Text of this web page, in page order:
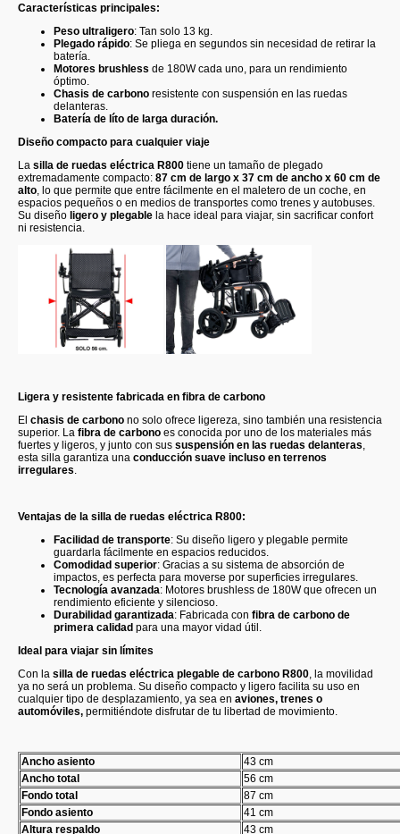
Características principales:
Peso ultraligero: Tan solo 13 kg.
Plegado rápido: Se pliega en segundos sin necesidad de retirar la
batería.
Motores brushless de 180W cada uno, para un rendimiento
óptimo.
Chasis de carbono resistente con suspensión en las ruedas
delanteras.
Batería de líto de larga duración.
Diseño compacto para cualquier viaje
La silla de ruedas eléctrica R800 tiene un tamaño de plegado
extremadamente compacto: 87 cm de largo x 37 cm de ancho x 60 cm de
alto, lo que permite que entre fácilmente en el maletero de un coche, en
espacios pequeños o en medios de transportes como trenes y autobuses.
Su diseño ligero y plegable la hace ideal para viajar, sin sacrificar confort
ni resistencia.
Ligera y resistente fabricada en fibra de carbono
El chasis de carbono no solo ofrece ligereza, sino también una resistencia
superior. La fibra de carbono es conocida por uno de los materiales más
fuertes y ligeros, y junto con sus suspensión en las ruedas delanteras,
esta silla garantiza una conducción suave incluso en terrenos
irregulares.
Ventajas de la silla de ruedas eléctrica R800:
Facilidad de transporte: Su diseño ligero y plegable permite
guardarla fácilmente en espacios reducidos.
Comodidad superior: Gracias a su sistema de absorción de
impactos, es perfecta para moverse por superficies irregulares.
Tecnología avanzada: Motores brushless de 180W que ofrecen un
rendimiento eficiente y silencioso.
Durabilidad garantizada: Fabricada con fibra de carbono de
primera calidad para una mayor vidad útil.
Ideal para viajar sin límites
Con la silla de ruedas eléctrica plegable de carbono R800, la movilidad
ya no será un problema. Su diseño compacto y ligero facilita su uso en
cualquier tipo de desplazamiento, ya sea en aviones, trenes o
automóviles, permitiéndote disfrutar de tu libertad de movimiento.
Ancho asiento
43 cm
Ancho total
56 cm
Fondo total
87 cm
Fondo asiento
41 cm
Altura respaldo
43 cm